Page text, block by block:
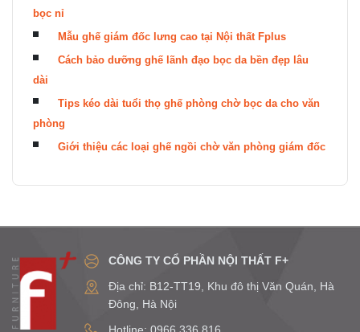
bọc nỉ
Mẫu ghế giám đốc lưng cao tại Nội thất Fplus
Cách bảo dưỡng ghế lãnh đạo bọc da bền đẹp lâu
dài
Tips kéo dài tuổi thọ ghế phòng chờ bọc da cho văn
phòng
Giới thiệu các loại ghế ngồi chờ văn phòng giám đốc
CÔNG TY CỔ PHẦN NỘI THẤT F+
Địa chỉ: B12-TT19, Khu đô thị Văn Quán, Hà
Đông, Hà Nội
Hotline: 0966.336.816